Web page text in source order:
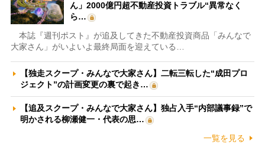
ん」2000億円超不動産投資トラブル“異常なく
ら…
本誌『週刊ポスト』が追及してきた不動産投資商品「みんなで
大家さん」がいよいよ最終局面を迎えている…
【独走スクープ・みんなで大家さん】二転三転した“成田プロ
ジェクト”の計画変更の裏で起き…
【追及スクープ・みんなで大家さん】独占入手“内部議事録”で
明かされる柳瀬健一・代表の思…
一覧を見る